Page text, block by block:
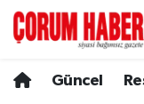
Güncel